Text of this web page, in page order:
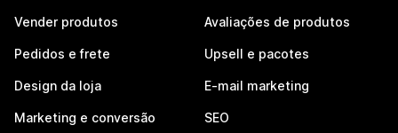
Vender produtos
Pedidos e frete
Design da loja
Marketing e conversão
Avaliações de produtos
Upsell e pacotes
E-mail marketing
SEO